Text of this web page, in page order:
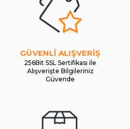
GÜVENLİ ALIŞVERİŞ
256Bit SSL Sertifikası ile
Alışverişte Bilgileriniz
Güvende